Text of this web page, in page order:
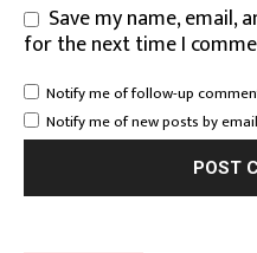
Save my name, email,
for the next time I
Notify me of follow-up
Notify me of new posts by